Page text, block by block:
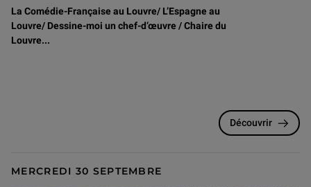
La Comédie-Française au Louvre/ L’Espagne au
Louvre/ Dessine-moi un chef-d’œuvre / Chaire du
Louvre...
Découvrir
MERCREDI 30 SEPTEMBRE